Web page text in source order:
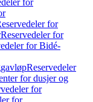
for
for
Reservedeler for
for Bidé-
Reservedeler
for dusjer og
for
for